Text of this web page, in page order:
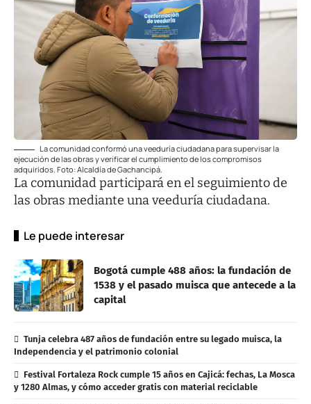
La comunidad conformó una veeduría ciudadana para supervisar la
ejecución de las obras y verificar el cumplimiento de los compromisos
adquiridos. Foto: Alcaldía de Gachancipá.
La comunidad participará en el seguimiento de
las obras mediante una veeduría ciudadana.
Le puede interesar
Bogotá cumple 488 años: la fundación de
1538 y el pasado muisca que antecede a la
capital
Tunja celebra 487 años de fundación entre su legado muisca, la
Independencia y el patrimonio colonial
Festival Fortaleza Rock cumple 15 años en Cajicá: fechas, La Mosca
y 1280 Almas, y cómo acceder gratis con material reciclable